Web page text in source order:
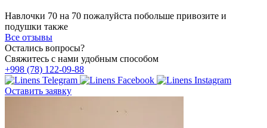
Навлочки 70 на 70 пожалуйста побольше привозите и
подушки также
Все отзывы
Остались вопросы?
Свяжитесь с нами удобным способом
+998 (78) 122-09-88
Оставить заявку